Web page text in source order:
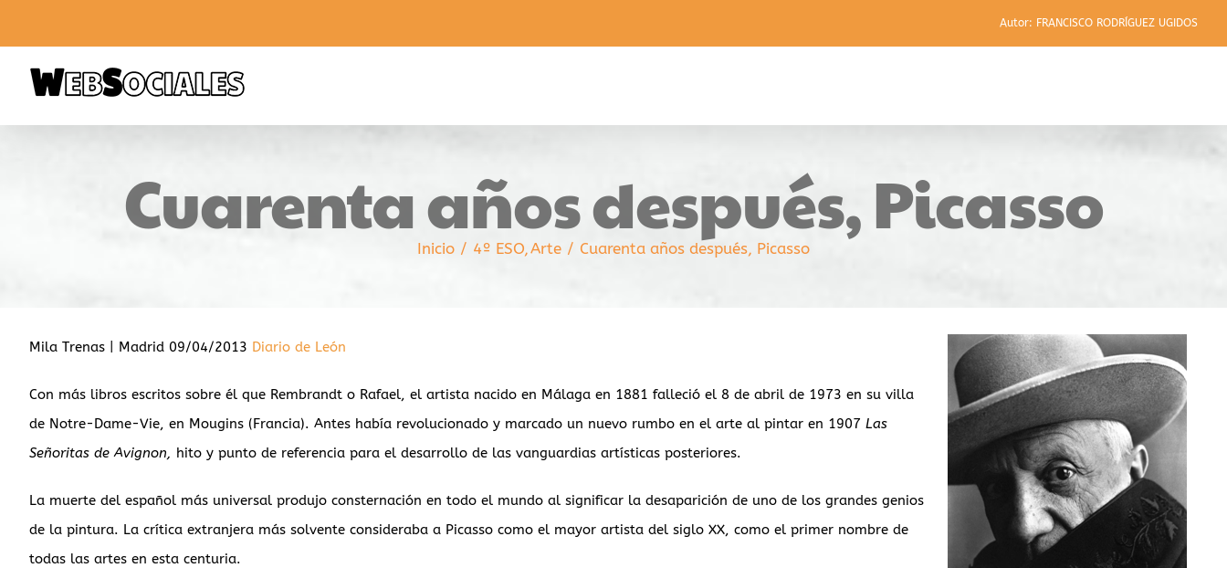
al
contenido
Autor: FRANCISCO RODRÍGUEZ UGIDOS
Cuarenta años después, Picasso
Inicio 4º ESO Arte Cuarenta años después, Picasso
Mila Trenas | Madrid 09/04/2013 Diario de León
Con más libros escritos sobre él que Rembrandt o Rafael, el artista nacido en Málaga en 1881 falleció el 8 de abril de 1973 en su villa
de Notre-Dame-Vie, en Mougins (Francia). Antes había revolucionado y marcado un nuevo rumbo en el arte al pintar en 1907 Las
Señoritas de Avignon, hito y punto de referencia para el desarrollo de las vanguardias artísticas posteriores.
La muerte del español más universal produjo consternación en todo el mundo al significar la desaparición de uno de los grandes genios
de la pintura. La crítica extranjera más solvente consideraba a Picasso como el mayor artista del siglo XX, como el primer nombre de
todas las artes en esta centuria.